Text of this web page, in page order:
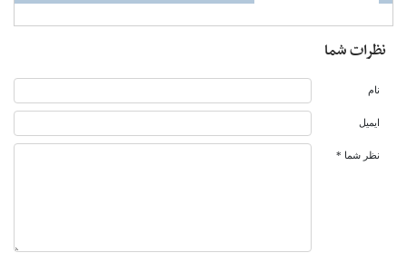
نظرات شما
نام
ایمیل
نظر شما *